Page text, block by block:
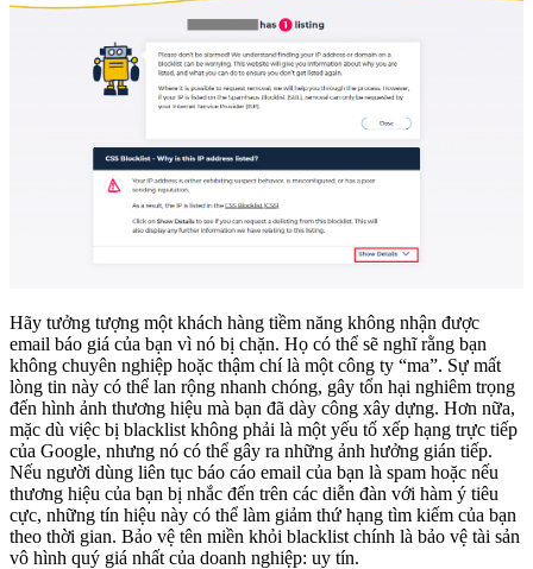
Hãy tưởng tượng một khách hàng tiềm năng không nhận được
email báo giá của bạn vì nó bị chặn. Họ có thể sẽ nghĩ rằng bạn
không chuyên nghiệp hoặc thậm chí là một công ty “ma”. Sự mất
lòng tin này có thể lan rộng nhanh chóng, gây tổn hại nghiêm trọng
đến hình ảnh thương hiệu mà bạn đã dày công xây dựng. Hơn nữa,
mặc dù việc bị blacklist không phải là một yếu tố xếp hạng trực tiếp
của Google, nhưng nó có thể gây ra những ảnh hưởng gián tiếp.
Nếu người dùng liên tục báo cáo email của bạn là spam hoặc nếu
thương hiệu của bạn bị nhắc đến trên các diễn đàn với hàm ý tiêu
cực, những tín hiệu này có thể làm giảm thứ hạng tìm kiếm của bạn
theo thời gian. Bảo vệ tên miền khỏi blacklist chính là bảo vệ tài sản
vô hình quý giá nhất của doanh nghiệp: uy tín.